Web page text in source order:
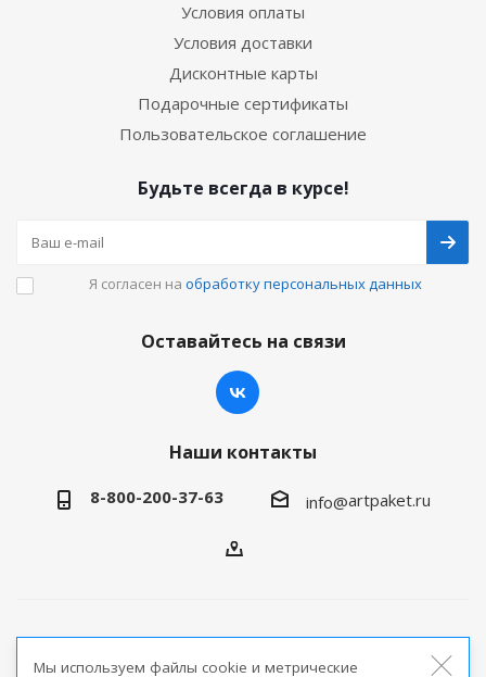
Условия оплаты
Условия доставки
Дисконтные карты
Подарочные сертификаты
Пользовательское соглашение
Будьте всегда в курсе!
Я согласен на обработку персональных данных
Оставайтесь на связи
Наши контакты
8-800-200-37-63 info@artpaket.ru
Мы используем файлы cookie и метрические